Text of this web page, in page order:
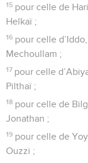
15 pour celle de
Helkaï ;
16 pour celle
Mechoullam ;
17 pour celle
Pilthaï ;
18 pour celle de
Jonathan ;
19 pour celle de
Ouzzi ;